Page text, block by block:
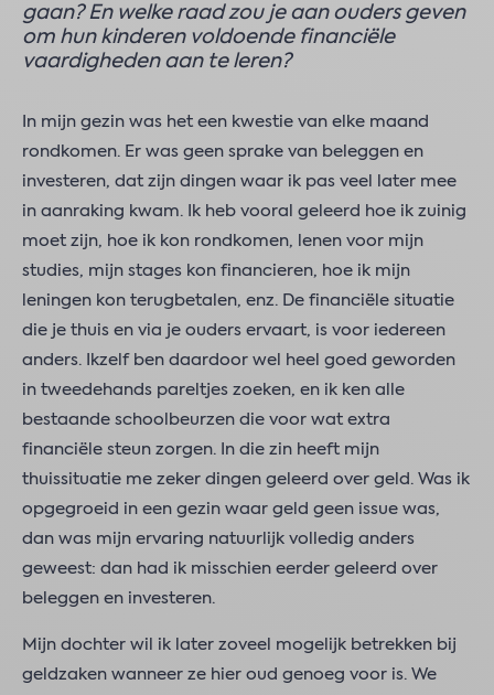
gaan? En welke raad zou je aan ouders geven
om hun kinderen voldoende financiële
vaardigheden aan te leren?
In mijn gezin was het een kwestie van elke maand
rondkomen. Er was geen sprake van beleggen en
investeren, dat zijn dingen waar ik pas veel later mee
in aanraking kwam. Ik heb vooral geleerd hoe ik zuinig
moet zijn, hoe ik kon rondkomen, lenen voor mijn
studies, mijn stages kon financieren, hoe ik mijn
leningen kon terugbetalen, enz. De financiële situatie
die je thuis en via je ouders ervaart, is voor iedereen
anders. Ikzelf ben daardoor wel heel goed geworden
in tweedehands pareltjes zoeken, en ik ken alle
bestaande schoolbeurzen die voor wat extra
financiële steun zorgen. In die zin heeft mijn
thuissituatie me zeker dingen geleerd over geld. Was ik
opgegroeid in een gezin waar geld geen issue was,
dan was mijn ervaring natuurlijk volledig anders
geweest: dan had ik misschien eerder geleerd over
beleggen en investeren.
Mijn dochter wil ik later zoveel mogelijk betrekken bij
geldzaken wanneer ze hier oud genoeg voor is. We